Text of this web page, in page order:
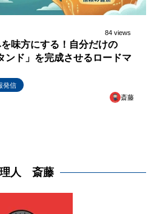
84 views
味方にする！自分だけの
ンド」を完成させるロードマ
発信
斎藤
人 斎藤